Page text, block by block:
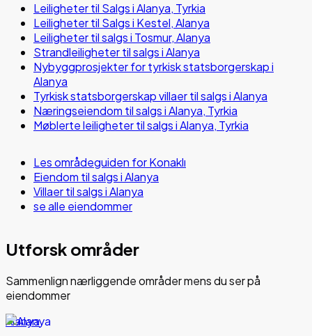
Leiligheter til Salgs i Alanya, Tyrkia
Leiligheter til Salgs i Kestel, Alanya
Leiligheter til salgs i Tosmur, Alanya
Strandleiligheter til salgs i Alanya
Nybyggprosjekter for tyrkisk statsborgerskap i
Alanya
Tyrkisk statsborgerskap villaer til salgs i Alanya
Næringseiendom til salgs i Alanya, Tyrkia
Møblerte leiligheter til salgs i Alanya, Tyrkia
Les områdeguiden for Konaklı
Eiendom til salgs i Alanya
Villaer til salgs i Alanya
se alle eiendommer
Utforsk områder
Sammenlign nærliggende områder mens du ser på
eiendommer
Alanya